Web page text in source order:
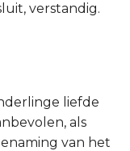
verstandig.
liefde
als
van het